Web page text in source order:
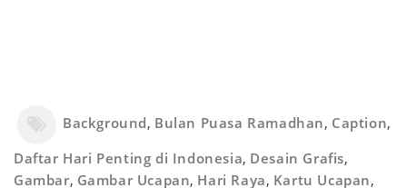
Background, Bulan Puasa Ramadhan, Caption,
Daftar Hari Penting di Indonesia, Desain Grafis,
Gambar, Gambar Ucapan, Hari Raya, Kartu Ucapan,